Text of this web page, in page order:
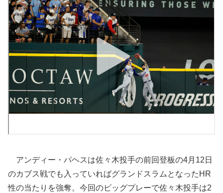
アンディー・パヘスは佐々木投手の前回登板の4月12日
のカブス戦でも入っていればグランドスラムとなったHR
性の当たりを強奪。今回のビッグプレーで佐々木投手は2